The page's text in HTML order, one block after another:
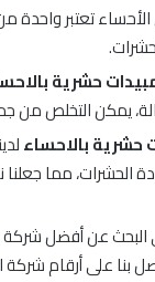
تعتبر واحدة
حشرية
يمكن التخلص من
حشرية بالاحساء
الحشرات، مما
البحث عن أفضل
بنا على أرقام